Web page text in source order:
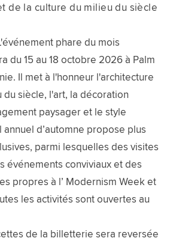
de la culture du milieu du siècle
phare du mois
du 15 au 18 octobre 2026 à Palm
Il met à l'honneur l'architecture
siècle, l'art, la décoration
paysager et le style
d’automne propose plus
parmi lesquelles des visites
événements conviviaux et des
propres à l’ Modernism Week et
les activités sont ouvertes au
de la billetterie sera reversée